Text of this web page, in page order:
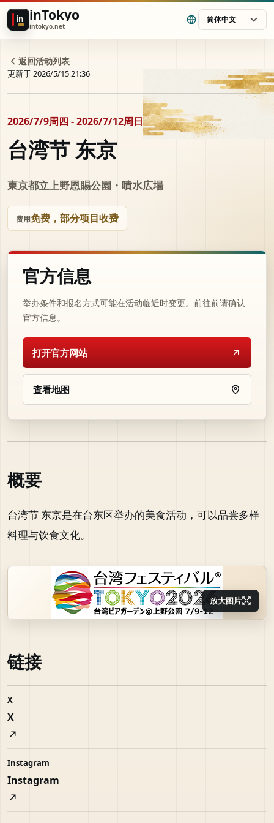
in inTokyo
intokyo.net
简体中文
返回活动列表
更新于 2026/5/15 21:36
2026/7/9周四 - 2026/7/12周日
台湾节 东京
東京都立上野恩賜公園・噴水広場
费用免费，部分项目收费
官方信息
举办条件和报名方式可能在活动临近时变更。前往前请确认
官方信息。
打开官方网站
查看地图
概要
台湾节 东京是在台东区举办的美食活动，可以品尝多样
料理与饮食文化。
放大图片
链接
X
X
Instagram
Instagram